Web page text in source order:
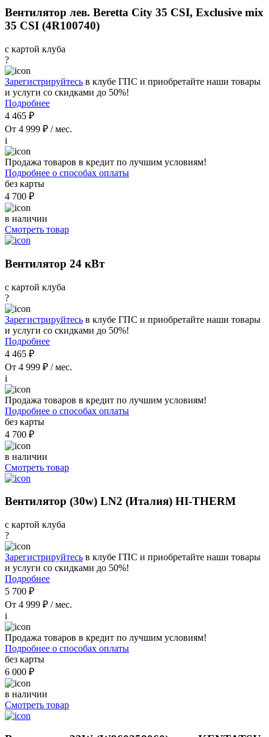
Вентилятор лев. Beretta City 35 CSI, Exclusive mix
35 CSI (4R100740)
с картой клуба
?
Зарегистрируйтесь в клубе ГПС и приобретайте наши товары
и услуги со скидками до 50%!
Подробнее
4 465 ₽
От 4 999 ₽ / мес.
i
Продажа товаров в кредит по лучшим условиям!
Подробнее о способах оплаты
без карты
4 700 ₽
в наличии
Смотреть товар
Вентилятор 24 кВт
с картой клуба
?
Зарегистрируйтесь в клубе ГПС и приобретайте наши товары
и услуги со скидками до 50%!
Подробнее
4 465 ₽
От 4 999 ₽ / мес.
i
Продажа товаров в кредит по лучшим условиям!
Подробнее о способах оплаты
без карты
4 700 ₽
в наличии
Смотреть товар
Вентилятор (30w) LN2 (Италия) HI-THERM
с картой клуба
?
Зарегистрируйтесь в клубе ГПС и приобретайте наши товары
и услуги со скидками до 50%!
Подробнее
5 700 ₽
От 4 999 ₽ / мес.
i
Продажа товаров в кредит по лучшим условиям!
Подробнее о способах оплаты
без карты
6 000 ₽
в наличии
Смотреть товар